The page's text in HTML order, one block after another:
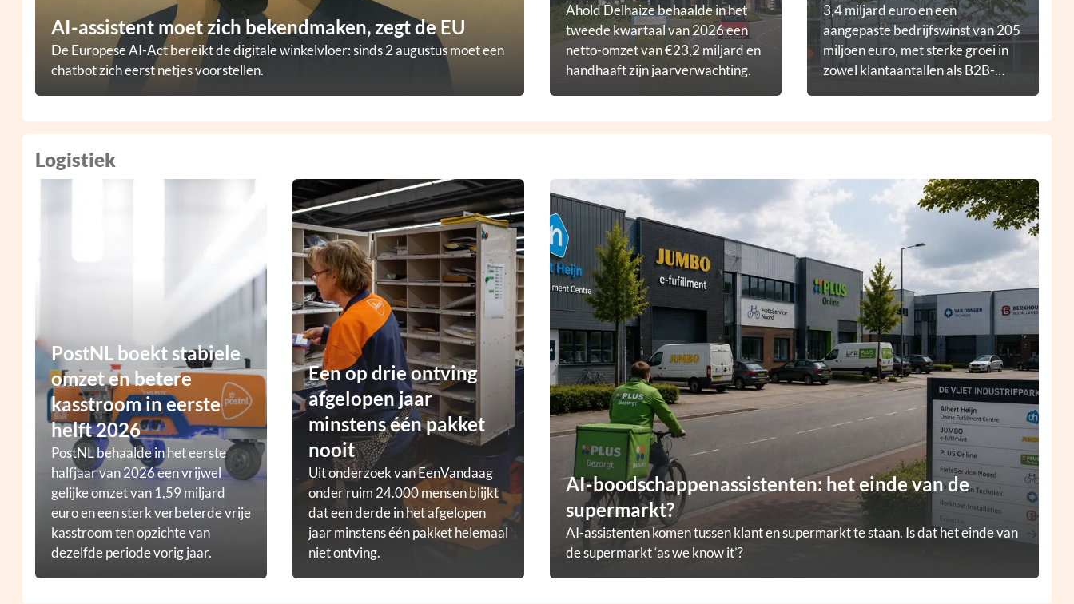
AI-assistent moet zich bekendmaken, zegt de EU
De Europese AI-Act bereikt de digitale winkelvloer: sinds 2 augustus moet een
chatbot zich eerst netjes voorstellen.
Ahold Delhaize behaalde in het
tweede kwartaal van 2026 een
netto-omzet van €23,2 miljard en
handhaaft zijn jaarverwachting.
3,4 miljard euro en een
aangepaste bedrijfswinst van 205
miljoen euro, met sterke groei in
zowel klantaantallen als B2B-
Logistiek
AI-boodschappenassistenten: het einde van de
supermarkt?
AI-assistenten komen tussen klant en supermarkt te staan. Is dat het einde van
de supermarkt ‘as we know it’?
PostNL boekt stabiele
omzet en betere
kasstroom in eerste
helft 2026
PostNL behaalde in het eerste
halfjaar van 2026 een vrijwel
gelijke omzet van 1,59 miljard
euro en een sterk verbeterde vrije
kasstroom ten opzichte van
dezelfde periode vorig jaar.
Een op drie ontving
afgelopen jaar
minstens één pakket
nooit
Uit onderzoek van EenVandaag
onder ruim 24.000 mensen blijkt
dat een derde in het afgelopen
jaar minstens één pakket helemaal
niet ontving.